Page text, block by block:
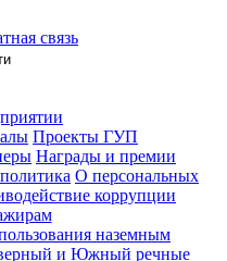
Проекты ГУП
Награды и премии
О персональных
коррупции
наземным
и Южный речные